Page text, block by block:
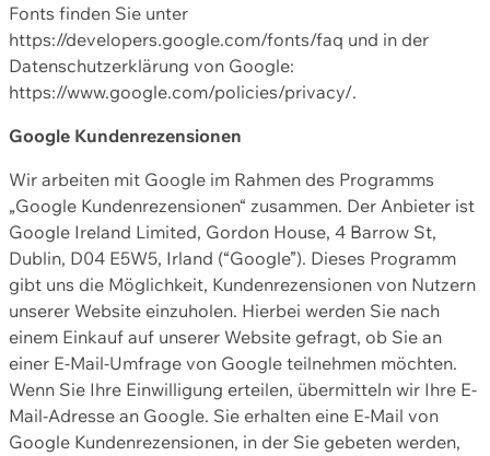
Fonts finden Sie unter
https://developers.google.com/fonts/faq und in der
Datenschutzerklärung von Google:
https://www.google.com/policies/privacy/.
Google Kundenrezensionen
Wir arbeiten mit Google im Rahmen des Programms
„Google Kundenrezensionen“ zusammen. Der Anbieter ist
Google Ireland Limited, Gordon House, 4 Barrow St,
Dublin, D04 E5W5, Irland (“Google”). Dieses Programm
gibt uns die Möglichkeit, Kundenrezensionen von Nutzern
unserer Website einzuholen. Hierbei werden Sie nach
einem Einkauf auf unserer Website gefragt, ob Sie an
einer E-Mail-Umfrage von Google teilnehmen möchten.
Wenn Sie Ihre Einwilligung erteilen, übermitteln wir Ihre E-
Mail-Adresse an Google. Sie erhalten eine E-Mail von
Google Kundenrezensionen, in der Sie gebeten werden,